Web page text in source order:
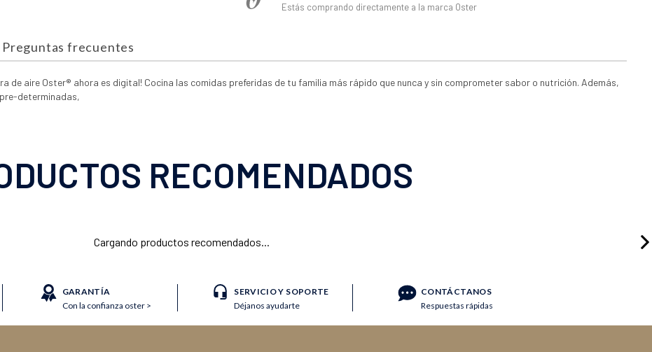
Estás comprando directamente a la marca Oster
Preguntas frecuentes
de aire Oster® ahora es digital! Cocina las comidas preferidas de tu familia más rápido que nunca y sin comprometer sabor o nutrición. Además,
determinadas,
RECOMENDADOS
Cargando productos recomendados...
GARANTÍA
Con la confianza oster >
SERVICIO Y SOPORTE
Déjanos ayudarte
CONTÁCTANOS
Respuestas rápidas